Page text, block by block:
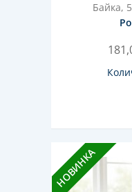
Байка,
НОВИНКА